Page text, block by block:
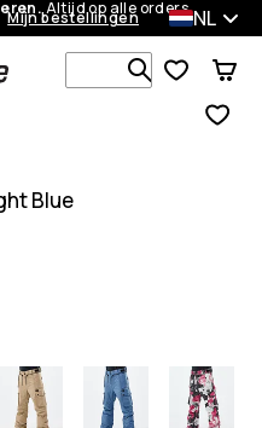
Altijd op alle orders.
Mijn bestellingen NL
Zoek in 1
Blue